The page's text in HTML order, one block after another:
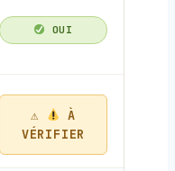
OUI
À
VÉRIFIER